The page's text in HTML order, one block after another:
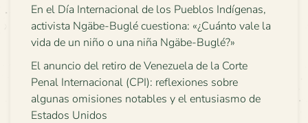
En el Día Internacional de los Pueblos Indígenas,
activista Ngäbe-Buglé cuestiona: «¿Cuánto vale la
vida de un niño o una niña Ngäbe-Buglé?»
El anuncio del retiro de Venezuela de la Corte
Penal Internacional (CPI): reflexiones sobre
algunas omisiones notables y el entusiasmo de
Estados Unidos